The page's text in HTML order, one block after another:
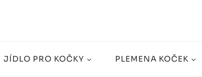
JÍDLO PRO KOČKY PLEMENA KOČEK